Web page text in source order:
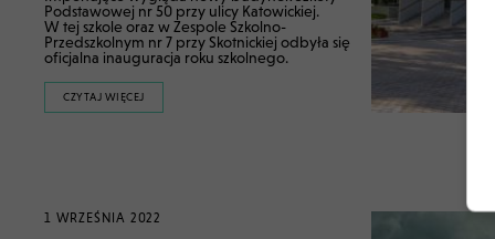
Podstawowej nr 50 przy ulicy Katowickiej.
W tej szkole oraz w Zespole Szkolno-
Przedszkolnym nr 7 przy Skotnickiej odbyła się
oficjalna inauguracja roku szkolnego.
CZYTAJ WIĘCEJ
1 WRZEŚNIA 2022